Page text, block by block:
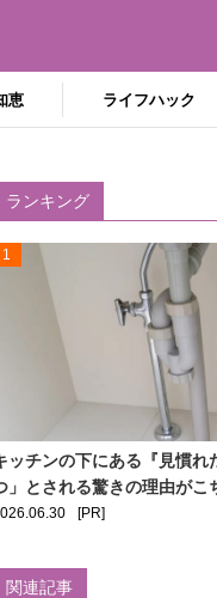
恵 ライフハック
ランキング
1
ッチンの下にある『見慣
」とされる驚きの理由がこ
[PR]
関連記事